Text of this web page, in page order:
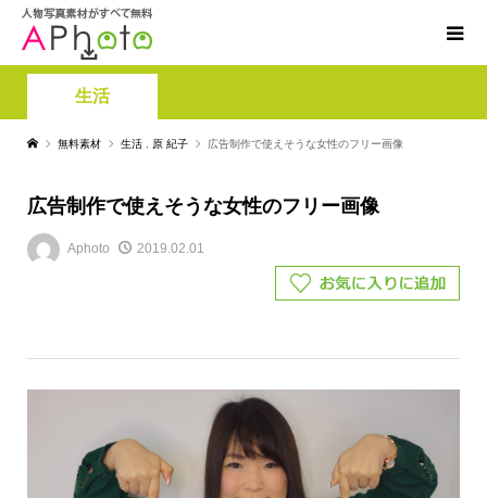
生活
無料素材 生活 原 紀子 広告制作で使えそうな女性のフリー画像
広告制作で使えそうな女性のフリー画像
Aphoto 2019.02.01